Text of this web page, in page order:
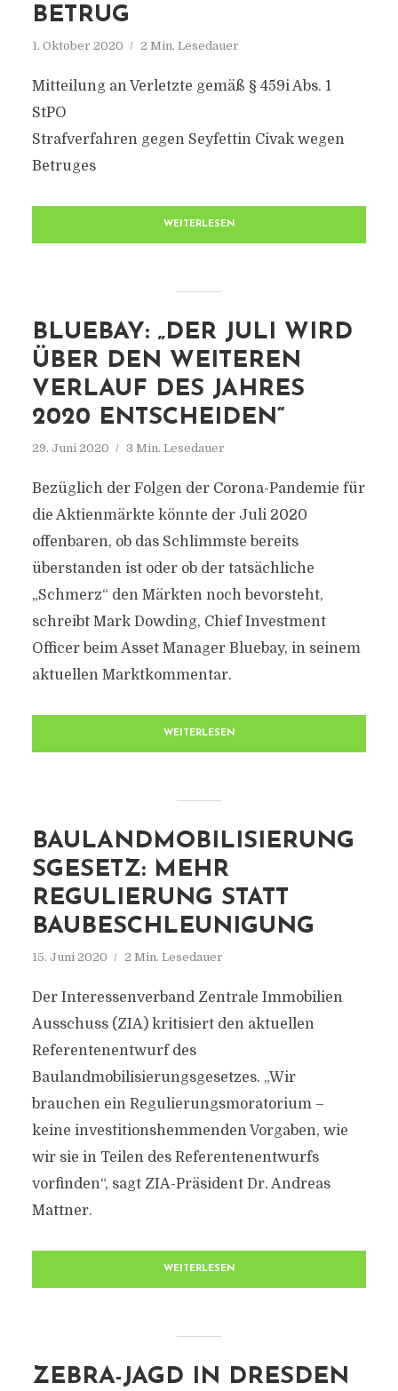
BETRUG
1. Oktober 2020 2 Min. Lesedauer
Mitteilung an Verletzte gemäß § 459i Abs. 1
StPO
Strafverfahren gegen Seyfettin Civak wegen
Betruges
WEITERLESEN
BLUEBAY: „DER JULI WIRD
ÜBER DEN WEITEREN
VERLAUF DES JAHRES
2020 ENTSCHEIDEN“
29. Juni 2020 3 Min. Lesedauer
Bezüglich der Folgen der Corona-Pandemie für
die Aktienmärkte könnte der Juli 2020
offenbaren, ob das Schlimmste bereits
überstanden ist oder ob der tatsächliche
„Schmerz“ den Märkten noch bevorsteht,
schreibt Mark Dowding, Chief Investment
Officer beim Asset Manager Bluebay, in seinem
aktuellen Marktkommentar.
WEITERLESEN
BAULANDMOBILISIERUNG
SGESETZ: MEHR
REGULIERUNG STATT
BAUBESCHLEUNIGUNG
15. Juni 2020 2 Min. Lesedauer
Der Interessenverband Zentrale Immobilien
Ausschuss (ZIA) kritisiert den aktuellen
Referentenentwurf des
Baulandmobilisierungsgesetzes. „Wir
brauchen ein Regulierungsmoratorium –
keine investitionshemmenden Vorgaben, wie
wir sie in Teilen des Referentenentwurfs
vorfinden“, sagt ZIA-Präsident Dr. Andreas
Mattner.
WEITERLESEN
ZEBRA-JAGD IN DRESDEN